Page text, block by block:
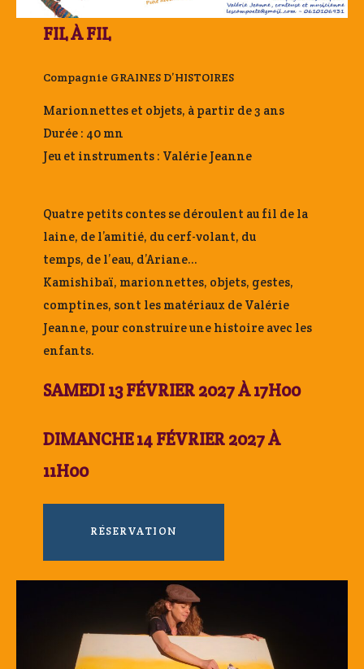
FIL À FIL
Compagnie GRAINES D’HISTOIRES
Marionnettes et objets, à partir de 3 ans
Durée : 40 mn
Jeu et instruments : Valérie Jeanne
Quatre petits contes se déroulent au fil de la
laine, de l’amitié, du cerf-volant, du
temps, de l’eau, d’Ariane…
Kamishibaï, marionnettes, objets, gestes,
comptines, sont les matériaux de Valérie
Jeanne, pour construire une histoire avec les
enfants.
SAMEDI 13 FÉVRIER 2027 À 17H00
DIMANCHE 14 FÉVRIER 2027 À
11H00
RÉSERVATION